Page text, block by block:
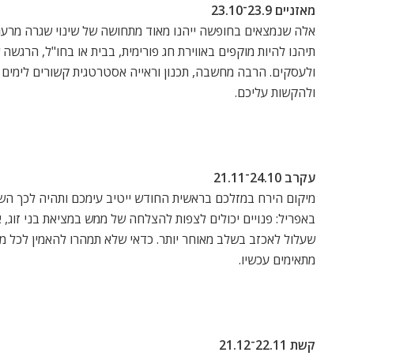
מאזניים 23.9־23.10
אלה שנמצאים בחופשה ייהנו מאוד מתחושה של שינוי שגרה
תיהנו להיות מוקפים באווירת חג פורימית, בבית או בחו"ל,
ולעסקים. הרבה מחשבה, תכנון וראייה אסטרטגית קשורים
ולהקשות עליכם.
עקרב 24.10־21.11
באפריל: פנויים יכולים לצפות להצלחה של ממש במציאת בני
שעלול לאכזב בשלב מאוחר יותר. כדאי שלא תמהרו להאמין לכל
מתאימים עכשיו.
קשת 22.11־21.12